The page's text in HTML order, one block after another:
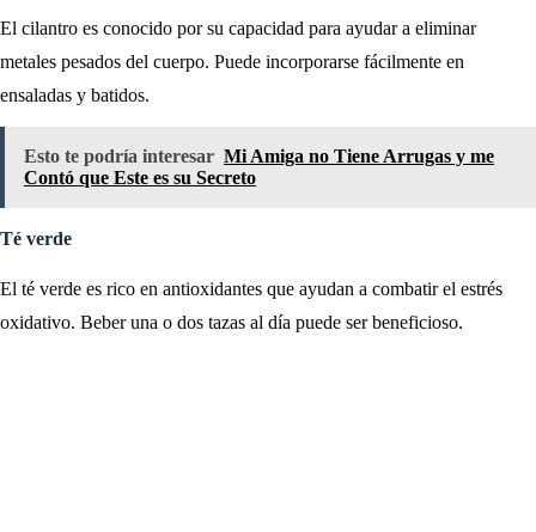
El cilantro es conocido por su capacidad para ayudar a eliminar
metales pesados del cuerpo. Puede incorporarse fácilmente en
ensaladas y batidos.
Esto te podría interesar Mi Amiga no Tiene Arrugas y me
Contó que Este es su Secreto
Té verde
El té verde es rico en antioxidantes que ayudan a combatir el estrés
oxidativo. Beber una o dos tazas al día puede ser beneficioso.